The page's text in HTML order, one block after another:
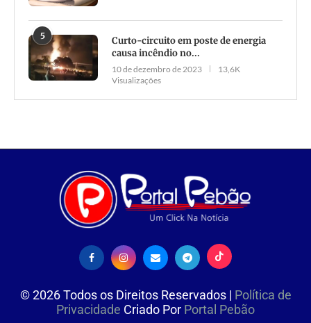
5
Curto-circuito em poste de energia
causa incêndio no...
10 de dezembro de 2023
13,6K
Visualizações
©2026Todos os Direitos Reservados | Política de
Privacidade Criado Por Portal Pebão